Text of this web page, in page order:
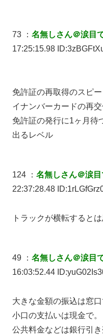
73 ： 名無しさん＠涙目
17:25:15.98
免許証の再取得のスピ
イナンバーカードの再
免許証の発行に1ヶ月待
出るレベル
124 ： 名無しさん＠涙目
22:37:28.48
トラックが横転すると
49 ： 名無しさん＠涙目
16:03:52.44
大きな金額の振込は窓口
小口の支払いは現金で。
公共料金などは銀行引